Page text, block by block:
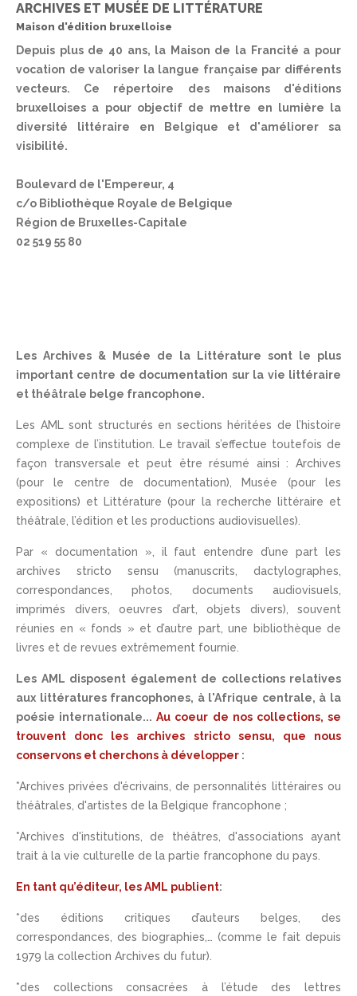
ARCHIVES ET MUSÉE DE LITTÉRATURE
Maison d'édition bruxelloise
Depuis plus de 40 ans, la Maison de la Francité a pour
vocation de valoriser la langue française par différents
vecteurs. Ce répertoire des maisons d'éditions
bruxelloises a pour objectif de mettre en lumière la
diversité littéraire en Belgique et d'améliorer sa
visibilité.
Boulevard de l'Empereur, 4
c/o Bibliothèque Royale de Belgique
Région de Bruxelles-Capitale
02 519 55 80
Les Archives & Musée de la Littérature sont le plus
important centre de documentation sur la vie littéraire
et théâtrale belge francophone.
Les AML sont structurés en sections héritées de l’histoire
complexe de l’institution. Le travail s’effectue toutefois de
façon transversale et peut être résumé ainsi : Archives
(pour le centre de documentation), Musée (pour les
expositions) et Littérature (pour la recherche littéraire et
théâtrale, l’édition et les productions audiovisuelles).
Par « documentation », il faut entendre d’une part les
archives stricto sensu (manuscrits, dactylographes,
correspondances, photos, documents audiovisuels,
imprimés divers, oeuvres d’art, objets divers), souvent
réunies en « fonds » et d’autre part, une bibliothèque de
livres et de revues extrêmement fournie.
Les AML disposent également de collections relatives
aux littératures francophones, à l'Afrique centrale, à la
poésie internationale...Au coeur de nos collections, se
trouvent donc les archives stricto sensu, que nous
conservons et cherchons à développer :
*Archives privées d'écrivains, de personnalités littéraires ou
théâtrales, d'artistes de la Belgique francophone ;
*Archives d'institutions, de théâtres, d'associations ayant
trait à la vie culturelle de la partie francophone du pays.
En tant qu’éditeur, les AML publient:
*des éditions critiques d’auteurs belges, des
correspondances, des biographies,… (comme le fait depuis
1979 la collection Archives du futur).
*des collections consacrées à l’étude des lettres